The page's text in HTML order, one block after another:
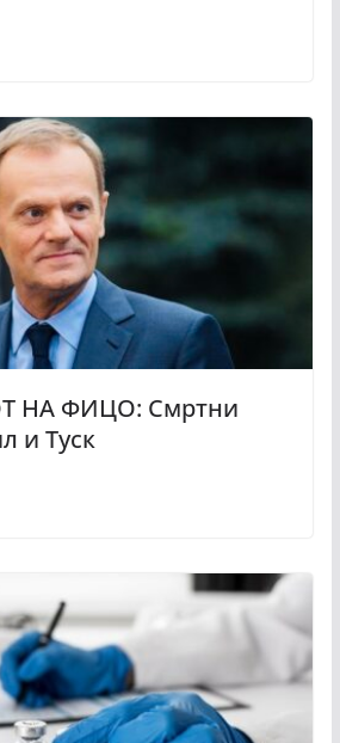
НА ФИЦО: Смртни
и Туск